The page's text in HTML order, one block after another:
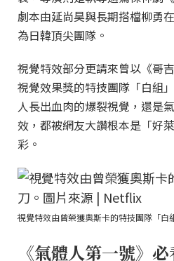
劇本由延尚昊與長期搭檔柳勇
為日韓頂尖團隊。
視覺特效部分更請來曾以《哥
視覺效果獎的特技團隊「白組
人長出血肉的爆裂視覺，還是
效，都被網友大讚根本是「好
彩。
視覺特效由曾榮獲奧斯卡的特技團隊「白
《氣體人第一號》